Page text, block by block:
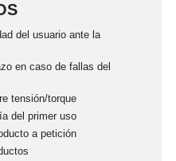
del usuario ante la
en caso de fallas del
tensión/torque
del primer uso
a petición